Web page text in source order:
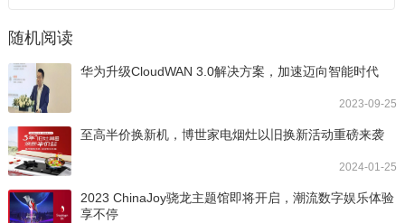
随机阅读
华为升级CloudWAN 3.0解决方案，加速迈向智能时代
2023-09-25
至高半价换新机，博世家电烟灶以旧换新活动重磅来袭
2024-01-25
2023 ChinaJoy骁龙主题馆即将开启，潮流数字娱乐体验
享不停